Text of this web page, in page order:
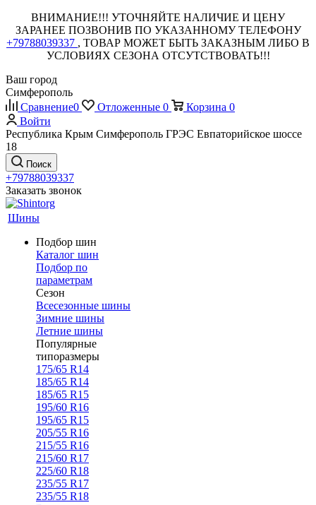
ВНИМАНИЕ!!! УТОЧНЯЙТЕ НАЛИЧИЕ И ЦЕНУ
ЗАРАНЕЕ ПОЗВОНИВ ПО УКАЗАННОМУ ТЕЛЕФОНУ
+79788039337 , ТОВАР МОЖЕТ БЫТЬ ЗАКАЗНЫМ ЛИБО В
УСЛОВИЯХ СЕЗОНА ОТСУТСТВОВАТЬ!!!
Ваш город
Симферополь
Сравнение0 Отложенные 0 Корзина 0
Войти
Республика Крым Симферополь ГРЭС Евпаторийское шоссе
18
Поиск
+79788039337
Заказать звонок
Шины
Подбор шин
Каталог шин
Подбор по
параметрам
Сезон
Всесезонные шины
Зимние шины
Летние шины
Популярные
типоразмеры
175/65 R14
185/65 R14
185/65 R15
195/60 R16
195/65 R15
205/55 R16
215/55 R16
215/60 R17
225/60 R18
235/55 R17
235/55 R18